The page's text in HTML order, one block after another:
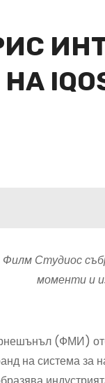
Студиос
моменти и
(ФМИ)
на система за